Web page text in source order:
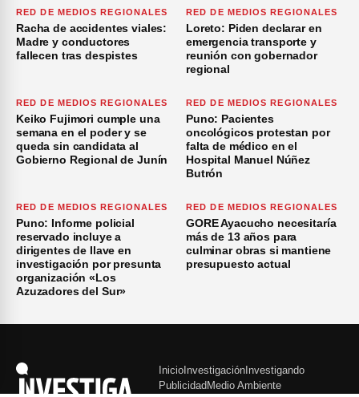
RED DE MEDIOS REGIONALES
Racha de accidentes viales:
Madre y conductores
fallecen tras despistes
RED DE MEDIOS REGIONALES
Loreto: Piden declarar en
emergencia transporte y
reunión con gobernador
regional
RED DE MEDIOS REGIONALES
Keiko Fujimori cumple una
semana en el poder y se
queda sin candidata al
Gobierno Regional de Junín
RED DE MEDIOS REGIONALES
Puno: Pacientes
oncológicos protestan por
falta de médico en el
Hospital Manuel Núñez
Butrón
RED DE MEDIOS REGIONALES
Puno: Informe policial
reservado incluye a
dirigentes de Ilave en
investigación por presunta
organización «Los
Azuzadores del Sur»
RED DE MEDIOS REGIONALES
GORE Ayacucho necesitaría
más de 13 años para
culminar obras si mantiene
presupuesto actual
Inicio Investigación Investigando
Publicidad Medio Ambiente